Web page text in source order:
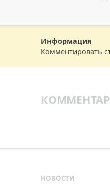
Информация
Комментировать
НОВОСТИ